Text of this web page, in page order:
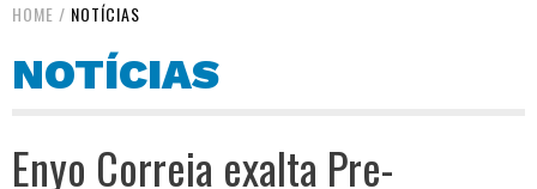
HOME / NOTÍCIAS
NOTÍCIAS
Enyo Correia exalta Pre-